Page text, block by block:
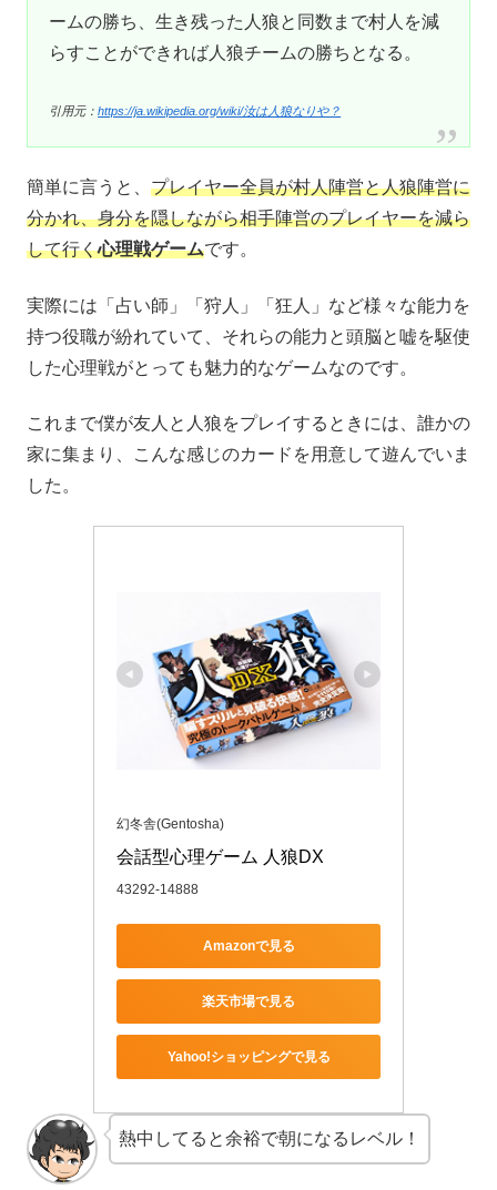
ームの勝ち、生き残った人狼と同数まで村人を減
らすことができれば人狼チームの勝ちとなる。
引用元：https://ja.wikipedia.org/wiki/汝は人狼なりや？
簡単に言うと、 プレイヤー全員が村人陣営と人狼陣営に
分かれ、身分を隠しながら相手陣営のプレイヤーを減ら
して行く心理戦ゲームです。
実際には「占い師」「狩人」「狂人」など様々な能力を
持つ役職が紛れていて、それらの能力と頭脳と嘘を駆使
した心理戦がとっても魅力的なゲームなのです。
これまで僕が友人と人狼をプレイするときには、誰かの
家に集まり、こんな感じのカードを用意して遊んでいま
した。
幻冬舎(Gentosha)
会話型心理ゲーム 人狼DX
43292-14888
Amazonで見る
楽天市場で見る
Yahoo!ショッピングで見る
熱中してると余裕で朝になるレベル！